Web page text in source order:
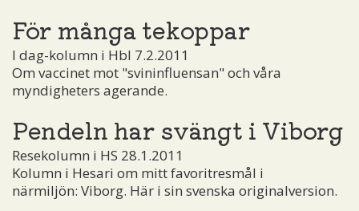
För många tekoppar
I dag-kolumn i Hbl 7.2.2011
Om vaccinet mot "svininfluensan" och våra
myndigheters agerande.
Pendeln har svängt i Viborg
Resekolumn i HS 28.1.2011
Kolumn i Hesari om mitt favoritresmål i
närmiljön: Viborg. Här i sin svenska originalversion.